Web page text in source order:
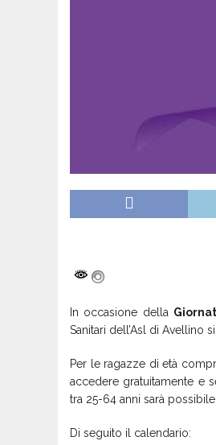
In occasione della
Sanitari dell’Asl di Avellino
Per le ragazze di età
accedere gratuitamente e
tra 25-64 anni sarà
Di seguito il calendario: